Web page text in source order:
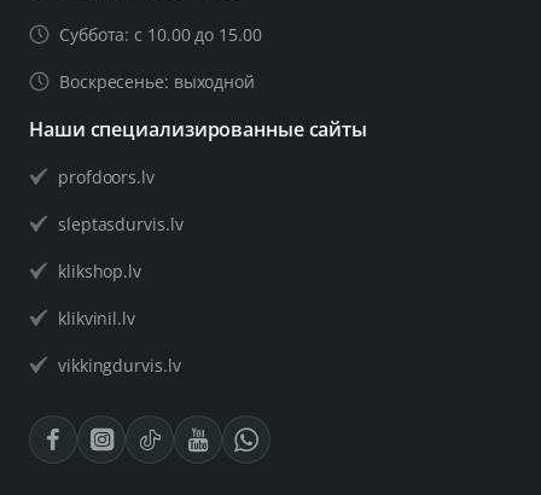
Суббота: с 10.00 до 15.00
Воскресенье: выходной
Наши специализированные сайты
profdoors.lv
sleptasdurvis.lv
klikshop.lv
klikvinil.lv
vikkingdurvis.lv